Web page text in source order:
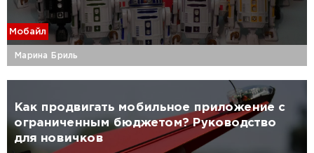
Мобайл
Марина Бриль
Как продвигать мобильное приложение с
ограниченным бюджетом? Руководство
для новичков